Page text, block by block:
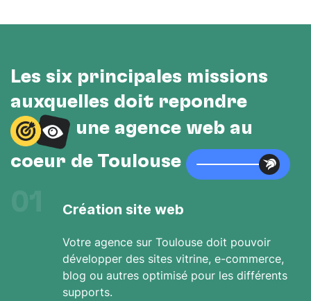
Les six principales missions
auxquelles doit répondre
une agence web au
cœur de Toulouse
Création site web
Votre agence sur Toulouse doit pouvoir
développer des sites vitrine, e-commerce,
blog ou autres optimisé pour les différents
supports.